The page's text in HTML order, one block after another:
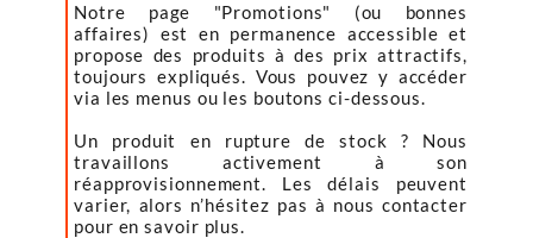
Notre page "Promotions" (ou bonnes
affaires) est en permanence accessible et
propose des produits à des prix attractifs,
toujours expliqués. Vous pouvez y accéder
via les menus ou les boutons ci-dessous.
Un produit en rupture de stock ? Nous
travaillons activement à son
réapprovisionnement. Les délais peuvent
varier, alors n’hésitez pas à nous contacter
pour en savoir plus.